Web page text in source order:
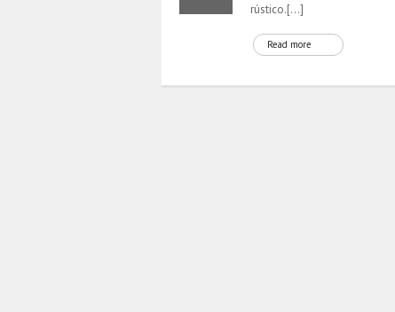
rústico.[…]
Read more